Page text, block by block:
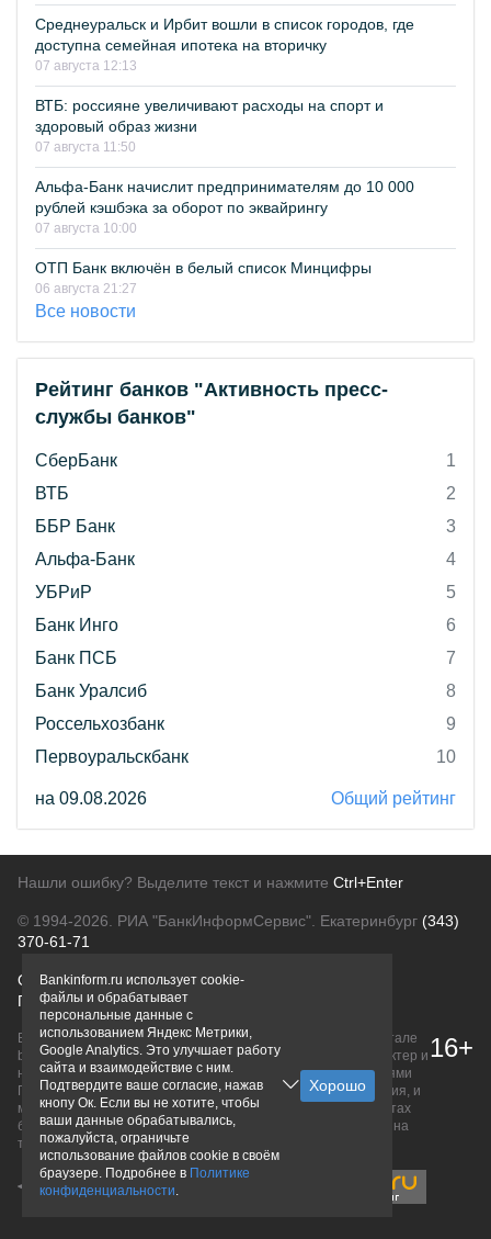
Среднеуральск и Ирбит вошли в список городов, где
доступна семейная ипотека на вторичку
07 августа 12:13
ВТБ: россияне увеличивают расходы на спорт и
здоровый образ жизни
07 августа 11:50
Альфа-Банк начислит предпринимателям до 10 000
рублей кэшбэка за оборот по эквайрингу
07 августа 10:00
ОТП Банк включён в белый список Минцифры
06 августа 21:27
Все новости
Рейтинг банков "Активность пресс-
службы банков"
СберБанк
1
ВТБ
2
ББР Банк
3
Альфа-Банк
4
УБРиР
5
Банк Инго
6
Банк ПСБ
7
Банк Уралсиб
8
Россельхозбанк
9
Первоуральскбанк
10
на 09.08.2026 Общий рейтинг
Нашли ошибку? Выделите текст и нажмите Ctrl+Enter
© 1994-2026. РИА "БанкИнформСервис". Екатеринбург (343)
370-61-71
О проектеПолитика конфиденциальности
Правовая информацияДля рекламодателей
Вся информация о продуктах банков, размещенная на портале
bankinform.ru, носит исключительно ознакомительный характер и
не является публичной офертой, определяемой положениями
ГК РФ. Информация не содержит точного и полного описания, и
может быть изменена. Конечные условия уточняйте на сайтах
банков или при личном обращении. Исключительное право на
товарные знаки принадлежит их правообладателям.
16+
Bankinform.ru использует cookie-
файлы и обрабатывает
персональные данные с
использованием Яндекс Метрики,
Google Analytics. Это улучшает работу
сайта и взаимодействие с ним.
Подтвердите ваше согласие, нажав
кнопу Ок. Если вы не хотите, чтобы
ваши данные обрабатывались,
пожалуйста, ограничьте
использование файлов cookie в своём
браузере. Подробнее в Политике
конфиденциальности.